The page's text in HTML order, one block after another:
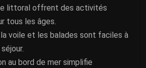
littoral offrent des activités
tous les âges.
voile et les balades sont faciles à
au bord de mer simplifie